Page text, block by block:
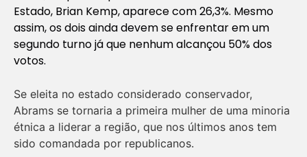
Estado, Brian Kemp, aparece com 26,3%. Mesmo
assim, os dois ainda devem se enfrentar em um
segundo turno já que nenhum alcançou 50% dos
votos.
Se eleita no estado considerado conservador,
Abrams se tornaria a primeira mulher de uma minoria
étnica a liderar a região, que nos últimos anos tem
sido comandada por republicanos.